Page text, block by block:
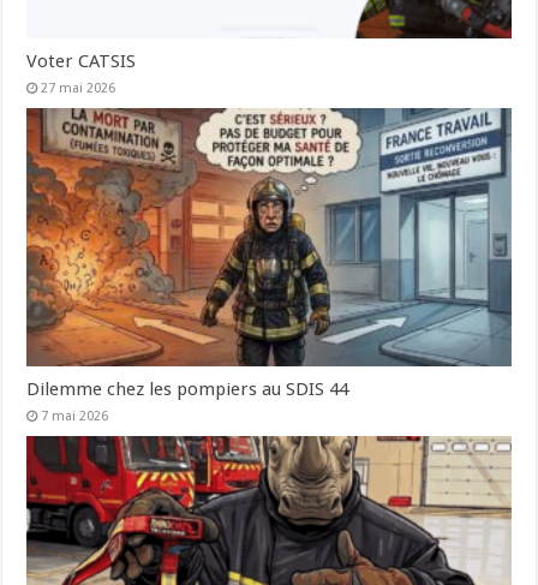
Voter CATSIS
27 mai 2026
Dilemme chez les pompiers au SDIS 44
7 mai 2026